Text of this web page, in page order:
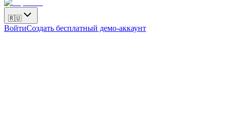
🇷🇺
ВойтиСоздать бесплатный демо-аккаунт